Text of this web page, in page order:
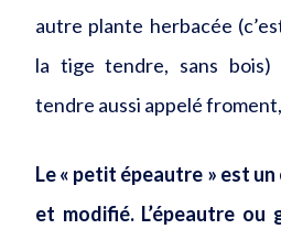
autre plante herbacée
la tige tendre, sans
tendre aussi appelé
Le « petit épeautre » est
et modifié. L’épeautre